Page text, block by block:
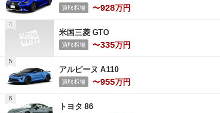
買取相場 〜928万円
米国三菱 GTO
買取相場 〜335万円
アルピーヌ A110
買取相場 〜955万円
トヨタ 86